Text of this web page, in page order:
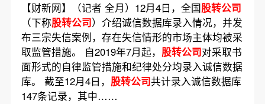
【财新网】（记者 全月）12月4日，全国股转公司
（下称股转公司）介绍诚信数据库录入情况，并发
布三宗失信案例，存在失信情形的市场主体均被采
取监管措施。 自2019年7月起， 股转公司对采取书
面形式的自律监管措施和纪律处分均录入诚信数据
库。 截至12月4日， 股转公司共计录入诚信数据库
147条记录，其中……